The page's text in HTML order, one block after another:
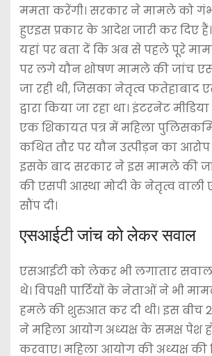
ममता करेंगी। सरकार ने मामले को
हुएइस प्रकार के आदेश जारी कर दिए हैं।
यहां पर बता दें कि अब से पहले पूरे
पर लगे यौन शोषण मामले की जांच
जा रही थी, जिसका नेतृत्व फतेहाबाद
द्वारा किया जा रहा था। इंटरनेट
एक शिकायत पत्र में महिला
कथित तौर पर यौन उत्पीड़न का आरोप
इसके बाद सरकार ने इस मामले की
की एसपी आस्था मोदी के नेतृत्व वाली
सौंप दी।
एसआईटी जांच को लेकर सवाल
एसआईटी को लेकर भी लगातार सवाल
थे। विपक्षी पार्टियों के नेताओं ने भी
हमले की शुरुआत कर दी थी। इस बीच
ने महिला आयोग अध्यक्ष के समक्ष पेश
करवाए। महिला आयोग की अध्यक्ष की